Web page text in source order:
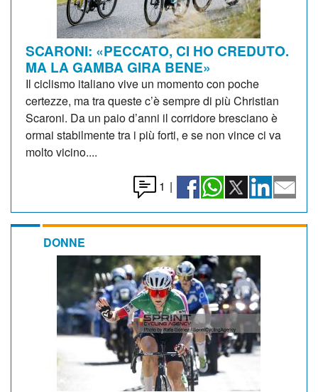
SCARONI: «PECCATO, CI HO CREDUTO.
MA LA GAMBA GIRA BENE»
Il ciclismo italiano vive un momento con poche
certezze, ma tra queste c’è sempre di più Christian
Scaroni. Da un paio d’anni il corridore bresciano è
ormai stabilmente tra i più forti, e se non vince ci va
molto vicino....
1 |
DONNE